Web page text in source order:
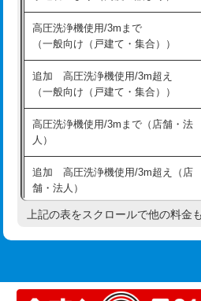
追加人工
廃棄・処分
※給水管工事は20mmまでの価格で
持込商品取付（混合水栓）
持込商品取付（浄水器・分岐水栓）
業）
排水管工事（追加 排水管工事/3ｍ超
え）
マス交換（土の掘削・埋め戻し作業
高圧洗浄機使用/3mまで
（一般向け（戸建て・集合））
追加 高圧洗浄機使用/3m超え
（一般向け（戸建て・集合））
高圧洗浄機使用/3mまで（店舗・法
人）
追加 高圧洗浄機使用/3m超え（店
舗・法人）
高度高圧洗浄換
トーラー機使用/3mまで
上記の表をスクロールで他の料金